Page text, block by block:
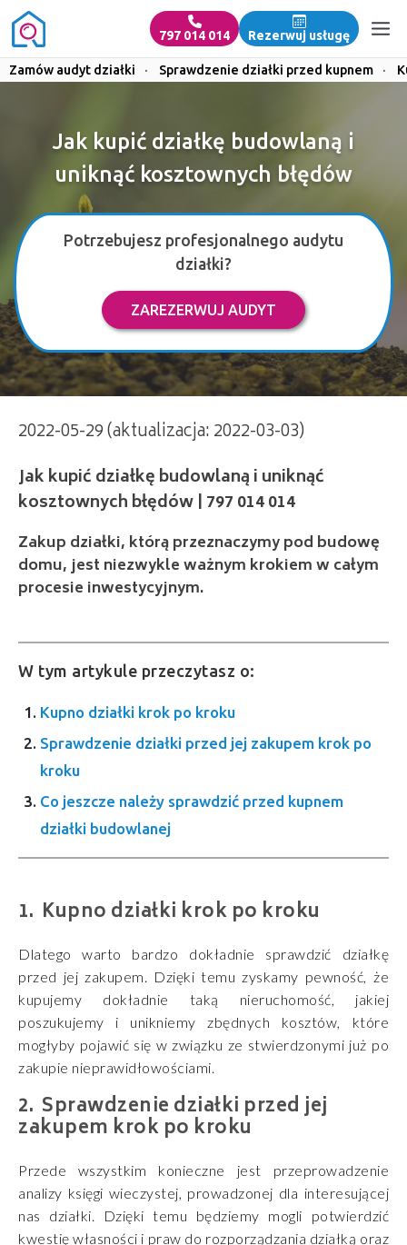
797 014 014 Rezerwuj usługę
Zamów audyt działki · Sprawdzenie działki przed kupnem ·
Jak kupić działkę budowlaną i
uniknąć kosztownych błędów
Potrzebujesz profesjonalnego audytu
działki?
ZAREZERWUJ AUDYT
2022-05-29 (aktualizacja: 2022-03-03)
Jak kupić działkę budowlaną i uniknąć
Zakup działki, którą przeznaczymy pod budowę
domu, jest niezwykle ważnym krokiem w całym
procesie inwestycyjnym.
W tym artykule przeczytasz o:
Kupno działki krok po kroku
Sprawdzenie działki przed jej zakupem krok po
kroku
Co jeszcze należy sprawdzić przed kupnem
działki budowlanej
Kupno działki krok po kroku
Dlatego warto bardzo dokładnie sprawdzić działkę
przed jej zakupem. Dzięki temu zyskamy pewność, że
kupujemy dokładnie taką nieruchomość, jakiej
poszukujemy i unikniemy zbędnych kosztów, które
mogłyby pojawić się w związku ze stwierdzonymi już po
zakupie nieprawidłowościami.
Sprawdzenie działki przed jej
zakupem krok po kroku
Przede wszystkim konieczne jest przeprowadzenie
analizy księgi wieczystej, prowadzonej dla interesującej
nas działki. Dzięki temu będziemy mogli potwierdzić
kwestię własności i praw do rozporządzania działką oraz